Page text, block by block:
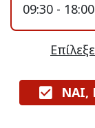
09:30 - 18:00
ΝΑΙ,